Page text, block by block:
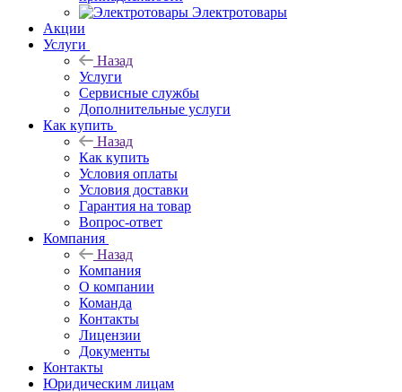
Электротовары
Акции
Услуги
Назад
Услуги
Сервисные службы
Дополнительные услуги
Как купить
Назад
Как купить
Условия оплаты
Условия доставки
Гарантия на товар
Вопрос-ответ
Компания
Назад
Компания
О компании
Команда
Контакты
Лицензии
Документы
Контакты
Юридическим лицам